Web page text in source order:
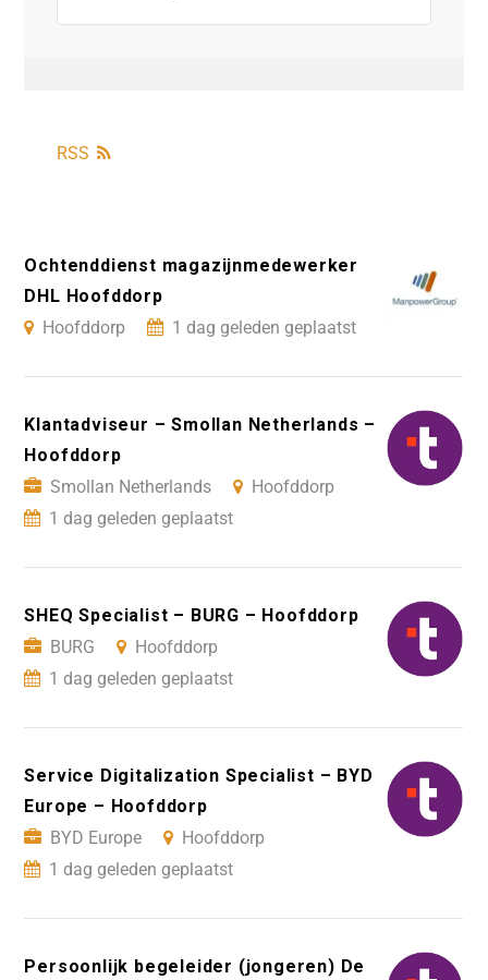
RSS
Ochtenddienst magazijnmedewerker
DHL Hoofddorp
Hoofddorp
1 dag geleden geplaatst
Klantadviseur – Smollan Netherlands –
Hoofddorp
Smollan Netherlands
Hoofddorp
1 dag geleden geplaatst
SHEQ Specialist – BURG – Hoofddorp
BURG
Hoofddorp
1 dag geleden geplaatst
Service Digitalization Specialist – BYD
Europe – Hoofddorp
BYD Europe
Hoofddorp
1 dag geleden geplaatst
Persoonlijk begeleider (jongeren) De